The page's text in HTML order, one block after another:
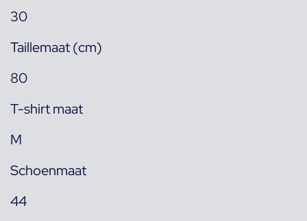
30
Taillemaat (cm)
80
T-shirt maat
M
Schoenmaat
44